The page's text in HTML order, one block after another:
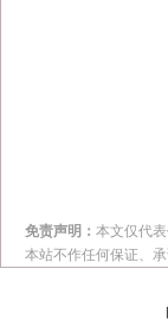
免责声明： 本文仅代
本站不作任何保证、